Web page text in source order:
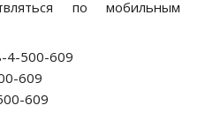
по мобильным
4-500-609
609
609